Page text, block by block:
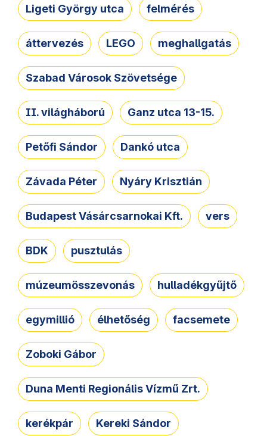
Ligeti György utca felmérés
áttervezés LEGO meghallgatás
Szabad Városok Szövetsége
II. világháború Ganz utca 13-15.
Petőfi Sándor Dankó utca
Závada Péter Nyáry Krisztián
Budapest Vásárcsarnokai Kft. vers
BDK pusztulás
múzeumösszevonás hulladékgyűjtő
egymillió élhetőség facsemete
Zoboki Gábor
Duna Menti Regionális Vízmű Zrt.
kerékpár Kereki Sándor